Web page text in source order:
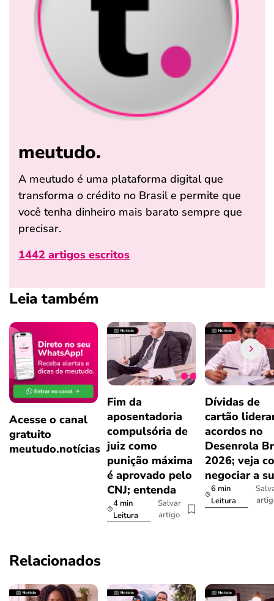
meutudo.
A meutudo é uma plataforma digital que
transforma o crédito no Brasil e permite que
você tenha dinheiro mais barato sempre que
precisar.
1442 artigos escritos
Leia também
Acesse o canal
gratuito
meutudo.notícias
Fim da
aposentadoria
compulsória de
juiz como
punição máxima
é aprovado pelo
CNJ; entenda
4 min
Leitura
Salvar
artigo
Dívidas de
cartão
acordos no
Desenrola
2026; veja
negociar a
6 min
Leitura
Relacionados